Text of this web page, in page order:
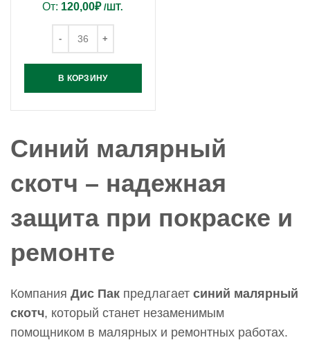
От: 120,00₽ /ШТ.
В КОРЗИНУ
Синий малярный
скотч – надежная
защита при покраске и
ремонте
Компания Дис Пак предлагает синий малярный
скотч, который станет незаменимым
помощником в малярных и ремонтных работах.